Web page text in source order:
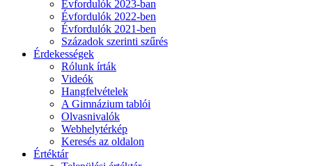
Évfordulók 2023-ban
Évfordulók 2022-ben
Évfordulók 2021-ben
Századok szerinti szűrés
Érdekességek
Rólunk írták
Videók
Hangfelvételek
A Gimnázium tablói
Olvasnivalók
Webhelytérkép
Keresés az oldalon
Értéktár